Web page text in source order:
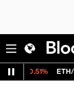
ETH/USD